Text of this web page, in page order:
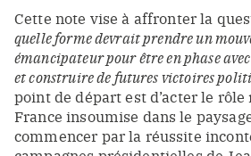
Cette note vise à affronter la
quelle forme devrait prendre un
émancipateur pour être en phase avec
et construire de futures victoires
point de départ est d’acter le
France insoumise dans le
commencer par la réussite